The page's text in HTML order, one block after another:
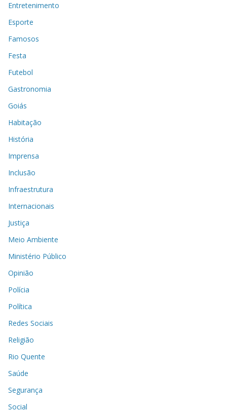
Entretenimento
Esporte
Famosos
Festa
Futebol
Gastronomia
Goiás
Habitação
História
Imprensa
Inclusão
Infraestrutura
Internacionais
Justiça
Meio Ambiente
Ministério Público
Opinião
Polícia
Política
Redes Sociais
Religião
Rio Quente
Saúde
Segurança
Social